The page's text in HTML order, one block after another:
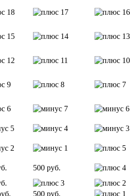
500 руб.
500 руб.